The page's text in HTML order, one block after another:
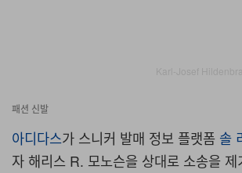
패션 신발
아디다스가 스니커 발매 정보 플랫폼 솔
자 해리스 R. 모노슨을 상대로 소송을